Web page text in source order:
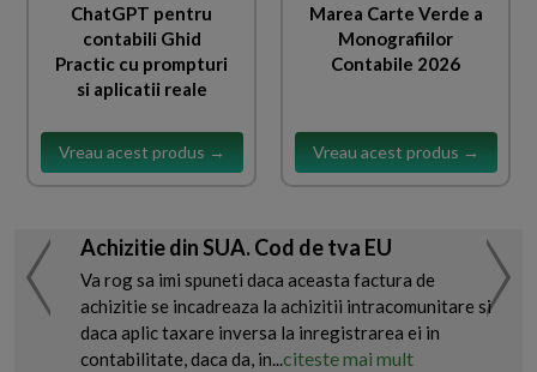
ChatGPT pentru
contabili Ghid
Practic cu prompturi
si aplicatii reale
Vreau acest produs →
Marea Carte Verde a
Monografiilor
Contabile 2026
Vreau acest produs →
Achizitie din SUA. Cod de tva EU
Va rog sa imi spuneti daca aceasta factura de
achizitie se incadreaza la achizitii intracomunitare si
daca aplic taxare inversa la inregistrarea ei in
contabilitate, daca da, in...citeste mai mult